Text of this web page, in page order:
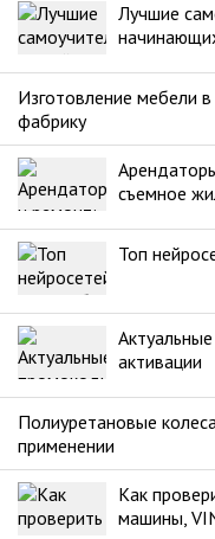
Лучшие
Изготовление мебели
фабрику
съемное
Топ
активации
Полиуретановые
применении
Как
машины,